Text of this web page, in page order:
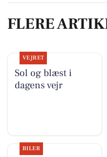
FLERE
VEJRET
Sol og blæst i
dagens vejr
BILER